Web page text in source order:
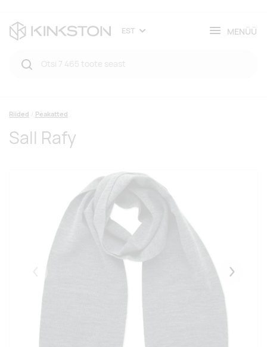
EST MENÜÜ
Riided Peakatted
Sall Rafy
Eelmised